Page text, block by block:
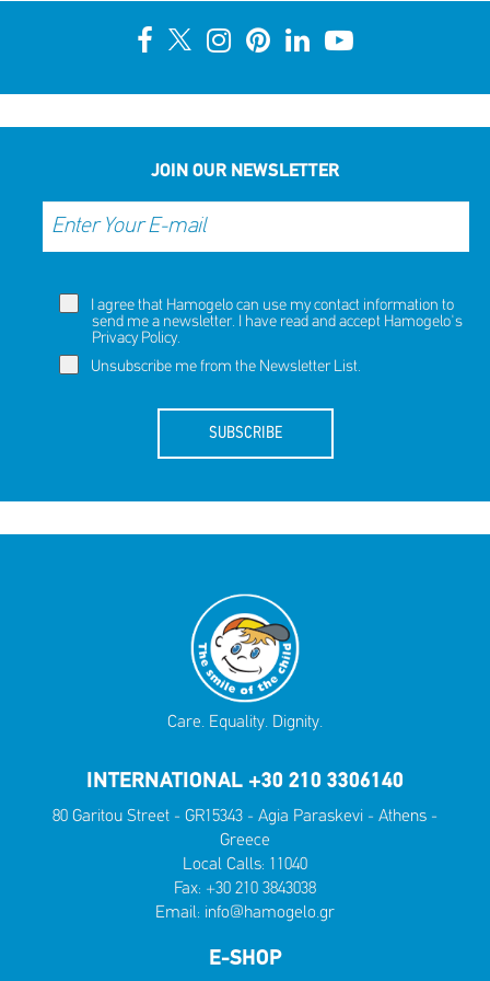
JOIN OUR NEWSLETTER
I agree that Hamogelo can use my contact information to
send me a newsletter. I have read and accept Hamogelo's
Privacy Policy.
Unsubscribe me from the Newsletter List.
SUBSCRIBE
Care. Equality. Dignity.
INTERNATIONAL +30 210 3306140
80 Garitou Street - GR15343 - Agia Paraskevi - Athens -
Greece
Local Calls: 11040
Fax: +30 210 3843038
Email: info@hamogelo.gr
E-SHOP